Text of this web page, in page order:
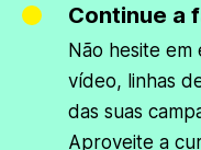
Continue a
Não hesite em
vídeo, linhas
das suas
Aproveite a